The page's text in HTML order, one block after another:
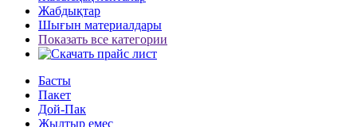
Жабдықтар
Шығын материалдары
Показать все категории
Басты
Пакет
Дой-Пак
Жылтыр емес